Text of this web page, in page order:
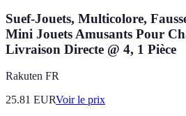
Suef-Jouets, Multicolore,
Mini Jouets Amusants Pour
Livraison Directe @ 4, 1 Pièce
Rakuten FR
25.81 EURVoir le prix